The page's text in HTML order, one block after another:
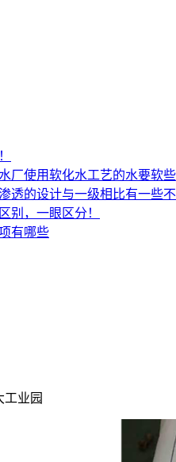
厂使用软化水工艺的水要软些
透的设计与一级相比有一些
别，一眼区分！
有哪些
业园